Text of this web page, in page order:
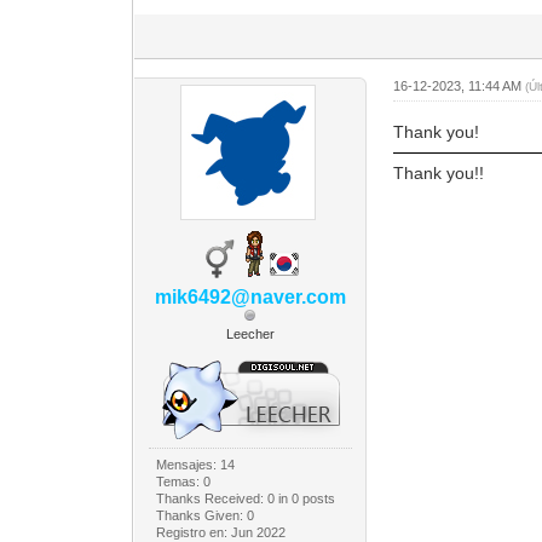
mik6492@naver.com
Leecher
Mensajes: 14
Temas: 0
Thanks Received: 0in 0 posts
Thanks Given: 0
Registro en: Jun 2022
16-12-2023, 11:44 AM
Thank you!
Thank you!!